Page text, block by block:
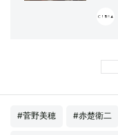
#菅野美穂 #赤楚衛二